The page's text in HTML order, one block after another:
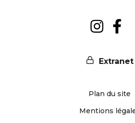
Extranet
Plan du site
Mentions